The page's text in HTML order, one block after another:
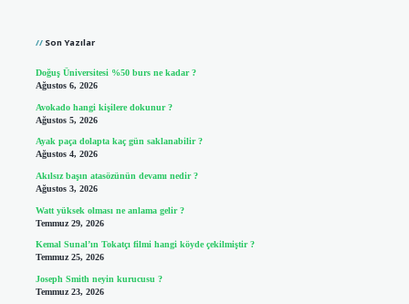
Son Yazılar
Doğuş Üniversitesi %50 burs ne kadar ?
Ağustos 6, 2026
Avokado hangi kişilere dokunur ?
Ağustos 5, 2026
Ayak paça dolapta kaç gün saklanabilir ?
Ağustos 4, 2026
Akılsız başın atasözünün devamı nedir ?
Ağustos 3, 2026
Watt yüksek olması ne anlama gelir ?
Temmuz 29, 2026
Kemal Sunal’ın Tokatçı filmi hangi köyde çekilmiştir ?
Temmuz 25, 2026
Joseph Smith neyin kurucusu ?
Temmuz 23, 2026